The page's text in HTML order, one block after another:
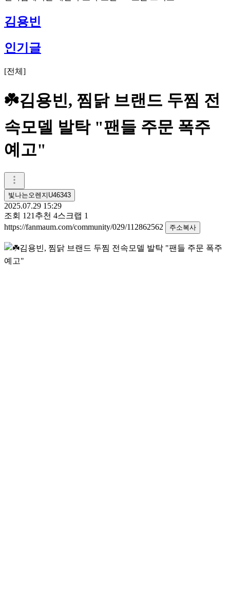
김용빈
인기글
[전체 ]
☘️김용빈, 찜닭 브랜드 두찜 전
속모델 발탁 "팬들 주문 폭주
예고"
빛나는오렌지U46343
2025.07.29 15:29
조회 121 추천 4스크랩 1
https://fanmaum.com/community/029/112862562
주소복사